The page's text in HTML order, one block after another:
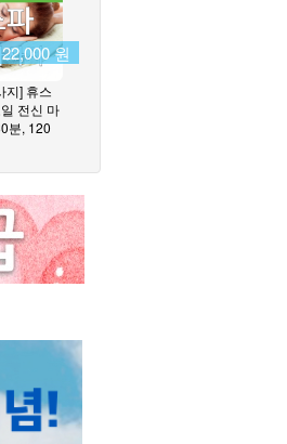
22,000 원
지] 휴스
전신 마
분, 120